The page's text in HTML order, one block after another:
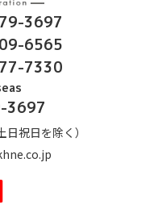
3697
6565
7330
3697
祝日を除く）